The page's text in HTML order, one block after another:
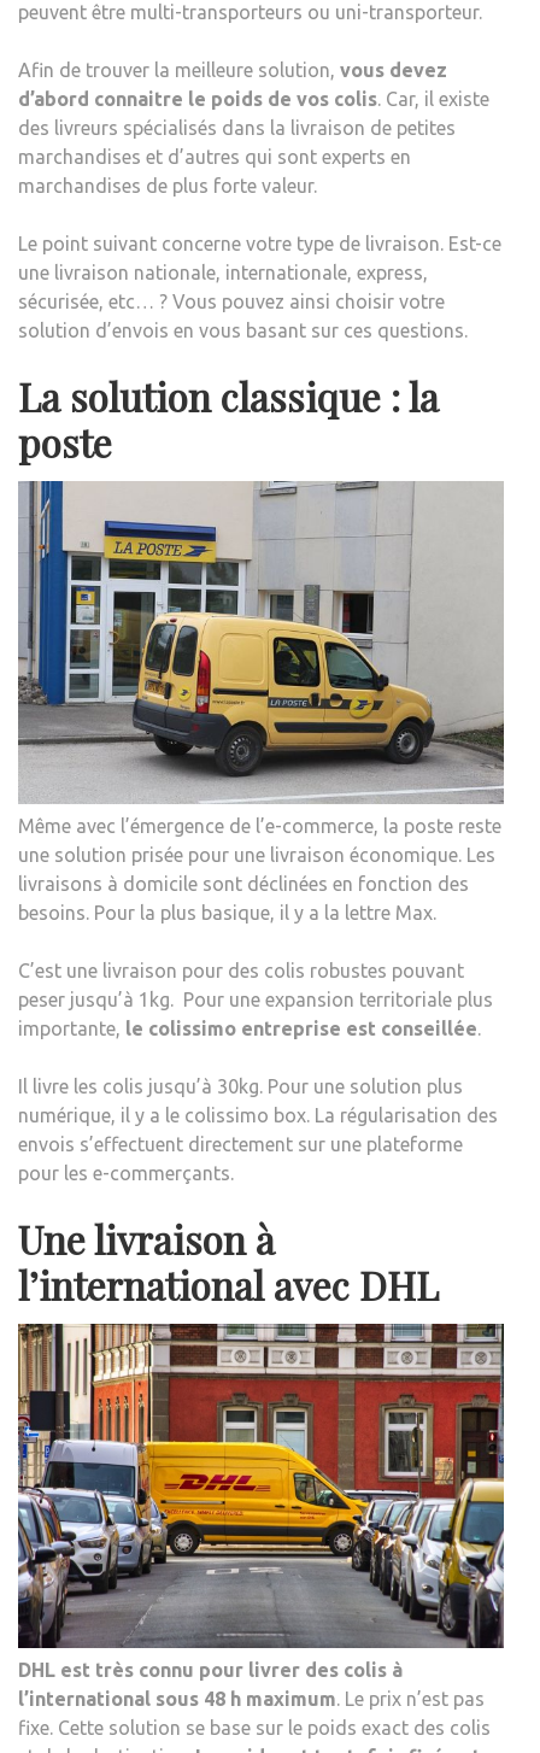
peuvent être multi-transporteurs ou uni-transporteur.
Afin de trouver la meilleure solution, vous devez
d’abord connaitre le poids de vos colis. Car, il existe
des livreurs spécialisés dans la livraison de petites
marchandises et d’autres qui sont experts en
marchandises de plus forte valeur.
Le point suivant concerne votre type de livraison. Est-ce
une livraison nationale, internationale, express,
sécurisée, etc… ? Vous pouvez ainsi choisir votre
solution d’envois en vous basant sur ces questions.
La solution classique : la
poste
Même avec l’émergence de l’e-commerce, la poste reste
une solution prisée pour une livraison économique. Les
livraisons à domicile sont déclinées en fonction des
besoins. Pour la plus basique, il y a la lettre Max.
C’est une livraison pour des colis robustes pouvant
peser jusqu’à 1kg. Pour une expansion territoriale plus
importante, le colissimo entreprise est conseillée.
Il livre les colis jusqu’à 30kg. Pour une solution plus
numérique, il y a le colissimo box. La régularisation des
envois s’effectuent directement sur une plateforme
pour les e-commerçants.
Une livraison à
l’international avec DHL
DHL est très connu pour livrer des colis à
l’international sous 48 h maximum. Le prix n’est pas
fixe. Cette solution se base sur le poids exact des colis